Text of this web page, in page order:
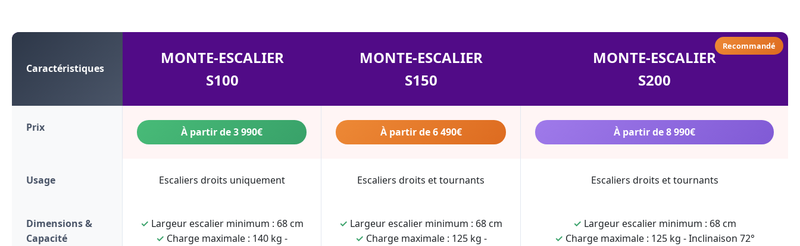
Caractéristiques
MONTE-ESCALIER
S100
MONTE-ESCALIER
S150
MONTE-ESCALIER
S200
Recommandé
Prix À partir de 3 990€ À partir de 6 490€ À partir de 8 990€
Usage Escaliers droits uniquement Escaliers droits et tournants Escaliers droits et tournants
Dimensions &
Capacité
✓ Largeur escalier minimum : 68 cm
✓ Charge maximale : 140 kg -
✓ Largeur escalier minimum : 68 cm
✓ Charge maximale : 125 kg -
✓ Largeur escalier minimum : 68 cm
✓ Charge maximale : 125 kg - Inclinaison 72°